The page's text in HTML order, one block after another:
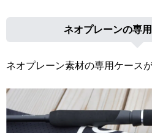
ネオプレーンの専
ネオプレーン素材の専用ケース